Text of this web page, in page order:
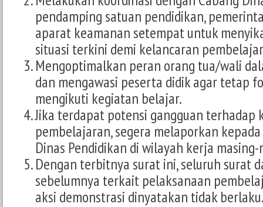
pendamping satuan pendidikan,
aparat keamanan setempat untuk
situasi terkini demi kelancaran
Mengoptimalkan peran orang tua/wali
dan mengawasi peserta didik agar tetap
mengikuti kegiatan belajar.
Jika terdapat potensi gangguan terhadap
pembelajaran, segera melaporkan
Dinas Pendidikan di wilayah kerja masing-
Dengan terbitnya surat ini, seluruh surat
sebelumnya terkait pelaksanaan
aksi demonstrasi dinyatakan tidak